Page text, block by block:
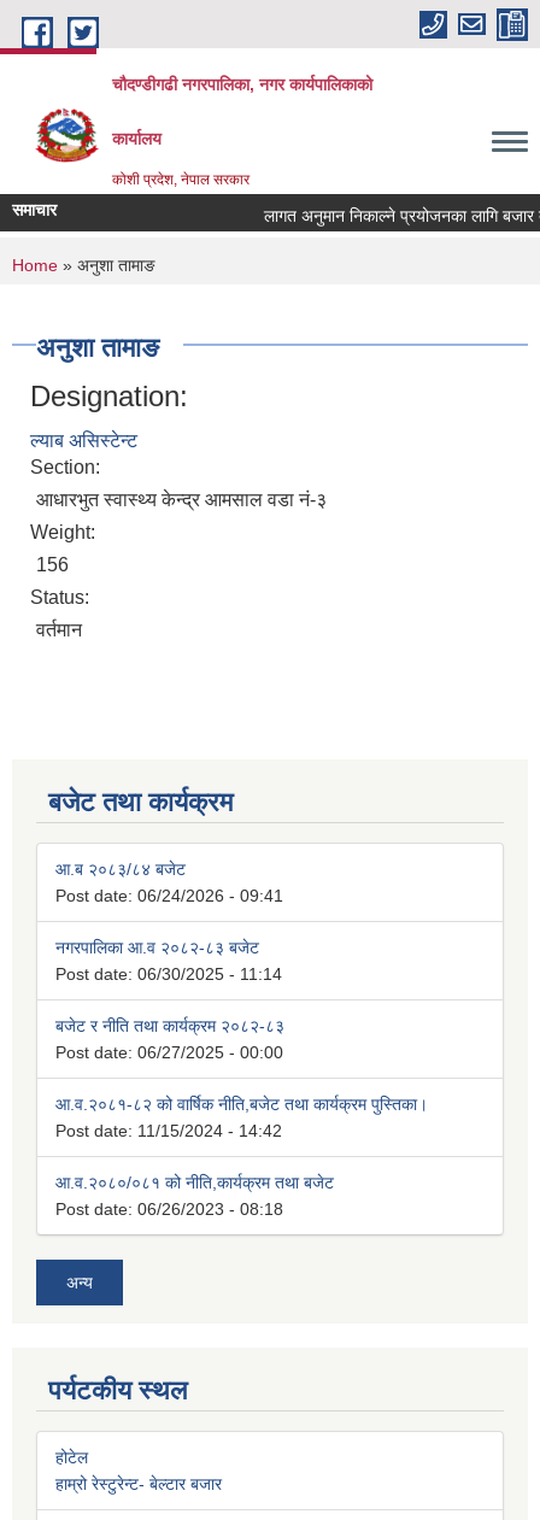
Skip to main content
चौदण्डीगढी नगरपालिका, नगर कार्यपालिकाको
कार्यालय
कोशी प्रदेश, नेपाल सरकार
समाचार लागत अनुमान निकाल्ने प्रयोजनका लागि बजार
खोपकर्ता (भ्याक्सिनेटर) आवश्यकता सम्वन्धी
You are here
Home » अनुशा तामाङ
अनुशा तामाङ
Designation:
ल्याब असिस्टेन्ट
Section:
आधारभुत स्वास्थ्य केन्द्र आमसाल वडा नं-३
Weight:
156
Status:
वर्तमान
बजेट तथा कार्यक्रम
आ.ब २०८३/८४ बजेट
Post date: 06/24/2026 - 09:41
नगरपालिका आ.व २०८२-८३ बजेट
Post date: 06/30/2025 - 11:14
बजेट र नीति तथा कार्यक्रम २०८२-८३
Post date: 06/27/2025 - 00:00
आ.व.२०८१-८२ को वार्षिक नीति,बजेट तथा कार्यक्रम पुस्तिका।
Post date: 11/15/2024 - 14:42
आ.व.२०८०/०८१ को नीति,कार्यक्रम तथा बजेट
Post date: 06/26/2023 - 08:18
अन्य
पर्यटकीय स्थल
होटेल
हाम्रो रेस्टुरेन्ट- बेल्टार बजार